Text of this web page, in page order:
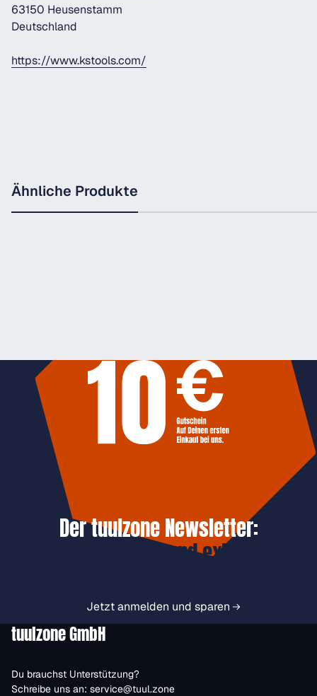
63150 Heusenstamm
Deutschland
https://www.kstools.com/
Ähnliche Produkte
Der tuulzone Newsletter:
Jetzt anmelden und exklusive
Jetzt anmelden und sparen
tuulzone GmbH
Du brauchst Unterstützung?
Schreibe uns an: service@tuul.zone